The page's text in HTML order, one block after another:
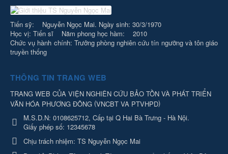
Tiến sỹ: Nguyễn Ngọc Mai. Ngày sinh: 30/3/1970
Học vị: Tiến sĩ Năm phong học hàm: 2010
Chức vụ hành chính: Trưởng phòng nghiên cứu tín ngưỡng và tôn giáo
truyền thống
THÔNG TIN TRANG WEB
TRANG WEB CỦA VIỆN NGHIÊN CỨU BẢO TỒN VÀ PHÁT TRIỂN
VĂN HÓA PHƯƠNG ĐÔNG (VNCBT VA PTVHPD)
M.S.D.N: 0108625712, Cấp tại Q Hai Bà Trưng - Hà Nội.
Giấy phép số: 12345678
Chịu trách nhiệm: TS Nguyễn Ngọc Mai